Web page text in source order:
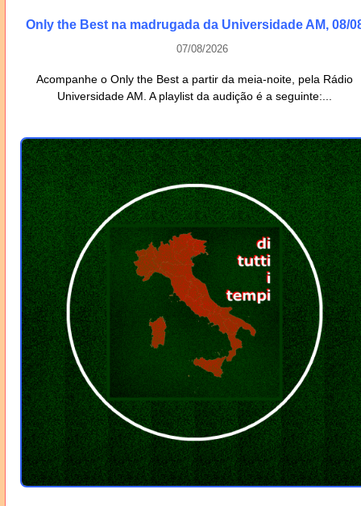
Only the Best na madrugada da Universidade AM, 08/
07/08/2026
Acompanhe o Only the Best a partir da meia-noite, pela Rádio
Universidade AM. A playlist da audição é a seguinte:...